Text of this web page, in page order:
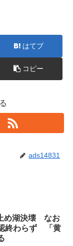
はてブ
コピー
ads14831
め湖決壊 なお
終わらず 「黄